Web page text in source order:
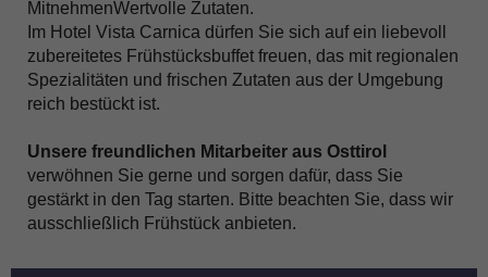
MitnehmenWertvolle Zutaten.
Im Hotel Vista Carnica dürfen Sie sich auf ein liebevoll
zubereitetes Frühstücksbuffet freuen, das mit regionalen
Spezialitäten und frischen Zutaten aus der Umgebung
reich bestückt ist.
Unsere freundlichen Mitarbeiter aus Osttirol
verwöhnen Sie gerne und sorgen dafür, dass Sie
gestärkt in den Tag starten. Bitte beachten Sie, dass wir
ausschließlich Frühstück anbieten.